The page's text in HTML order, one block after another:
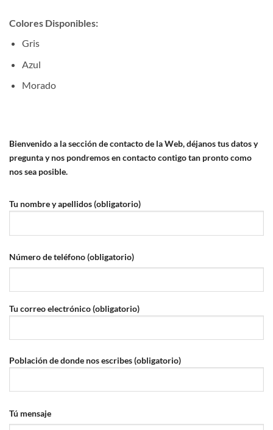
Colores Disponibles:
Gris
Azul
Morado
Bienvenido a la sección de contacto de la Web, déjanos tus datos y
pregunta y nos pondremos en contacto contigo tan pronto como
nos sea posible.
Tu nombre y apellidos (obligatorio)
Número de teléfono (obligatorio)
Tu correo electrónico (obligatorio)
Población de donde nos escribes (obligatorio)
Tú mensaje